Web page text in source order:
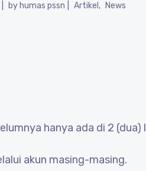
by humas pssn Artikel News
hanya ada di 2
akun masing-masing.